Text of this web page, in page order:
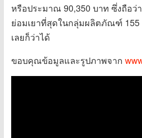
หรือประมาณ 90,350 บาท ซึ่งถือว่
ย่อมเยาที่สุดในกลุ่มผลิตภัณฑ์ 155
เลยก็ว่าได้
ขอบคุณข้อมูลและรูปภาพจาก